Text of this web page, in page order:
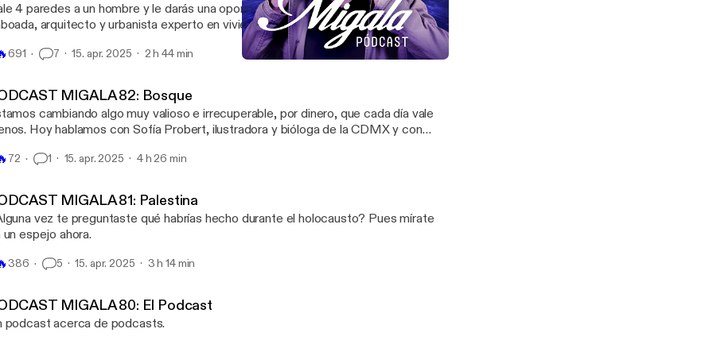
4 paredes a un hombre y le darás una oportunidad. Hoy nos acompaña Federico
arquitecto y urbanista experto en vivienda.
691 7 15. apr. 2025 2 h 44 min
MIGALA 82: Bosque
cambiando algo muy valioso e irrecuperable, por dinero, que cada día vale
Hoy hablamos con Sofía Probert, ilustradora y bióloga de la CDMX y con
Las encuentran en Instagram como @sofia.probert, @tif_diploperenis y
72 1 15. apr. 2025 4 h 26 min
MIGALA 81: Palestina
vez te preguntaste qué habrías hecho durante el holocausto? Pues mírate
un espejo ahora.
386 5 15. apr. 2025 3 h 14 min
MIGALA 80: El Podcast
podcast acerca de podcasts.